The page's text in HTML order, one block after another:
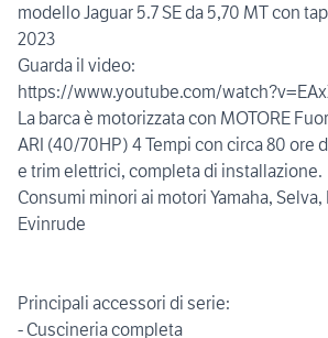
modello Jaguar 5.7 SE da 5,70 MT con
2023
Guarda il video:
https://www.youtube.com/
La barca è motorizzata con MOTORE
ARI (40/70HP) 4 Tempi con circa 80 ore
e trim elettrici, completa di installazione.
Consumi minori ai motori Yamaha,
Evinrude
Principali accessori di serie:
- Cuscineria completa